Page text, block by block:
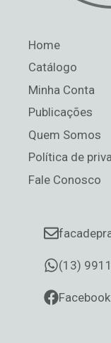
Home
Catálogo
Minha Conta
Publicações
Quem Somos
Política de
Fale Conosco
(13)
Facebook